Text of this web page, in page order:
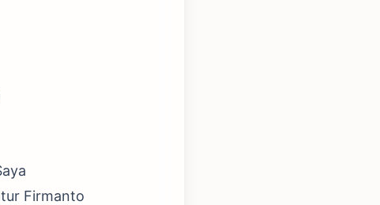
Firmanto